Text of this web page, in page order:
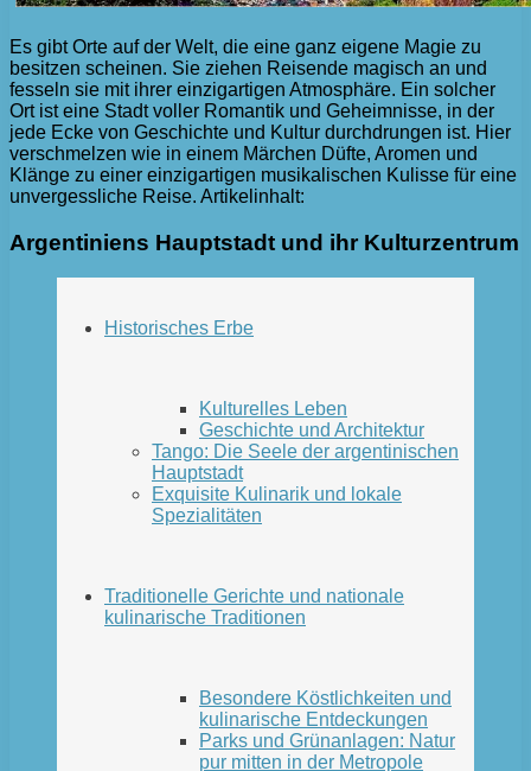
Es gibt Orte auf der Welt, die eine ganz eigene Magie zu
besitzen scheinen. Sie ziehen Reisende magisch an und
fesseln sie mit ihrer einzigartigen Atmosphäre. Ein solcher
Ort ist eine Stadt voller Romantik und Geheimnisse, in der
jede Ecke von Geschichte und Kultur durchdrungen ist. Hier
verschmelzen wie in einem Märchen Düfte, Aromen und
Klänge zu einer einzigartigen musikalischen Kulisse für eine
unvergessliche Reise. Artikelinhalt:
Argentiniens Hauptstadt und ihr Kulturzentrum
Historisches Erbe
Kulturelles Leben
Geschichte und Architektur
Tango: Die Seele der argentinischen
Hauptstadt
Exquisite Kulinarik und lokale
Spezialitäten
Traditionelle Gerichte und nationale
kulinarische Traditionen
Besondere Köstlichkeiten und
kulinarische Entdeckungen
Parks und Grünanlagen: Natur
pur mitten in der Metropole